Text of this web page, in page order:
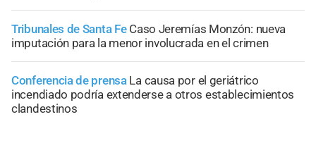
Tribunales de Santa Fe Caso Jeremías Monzón: nueva
imputación para la menor involucrada en el crimen
Conferencia de prensa La causa por el geriátrico
incendiado podría extenderse a otros establecimientos
clandestinos